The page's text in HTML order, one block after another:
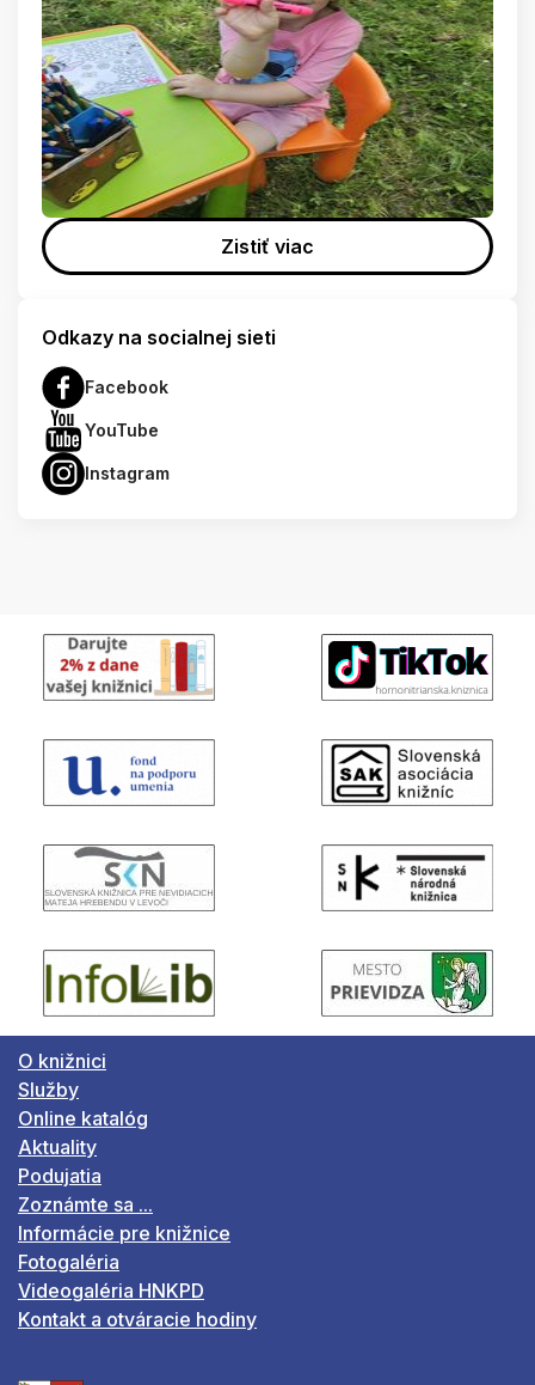
Zistiť viac
Odkazy na socialnej sieti
Facebook
YouTube
Instagram
O knižnici
Služby
Online katalóg
Aktuality
Podujatia
Zoznámte sa ...
Informácie pre knižnice
Fotogaléria
Videogaléria HNKPD
Kontakt a otváracie hodiny